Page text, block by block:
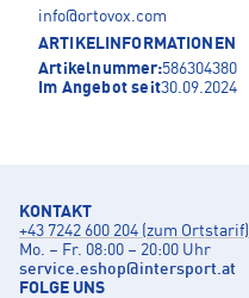
info@ortovox.com
ARTIKELINFORMATIONEN
Artikelnummer:586304380
Im Angebot seit30.09.2024
KONTAKT
+43 7242 600 204 (zum Ortstarif)
Mo. – Fr. 08:00 – 20:00 Uhr
service.eshop@intersport.at
FOLGE UNS